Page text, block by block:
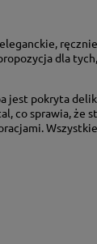
dla
jest pokryta
co sprawia, że